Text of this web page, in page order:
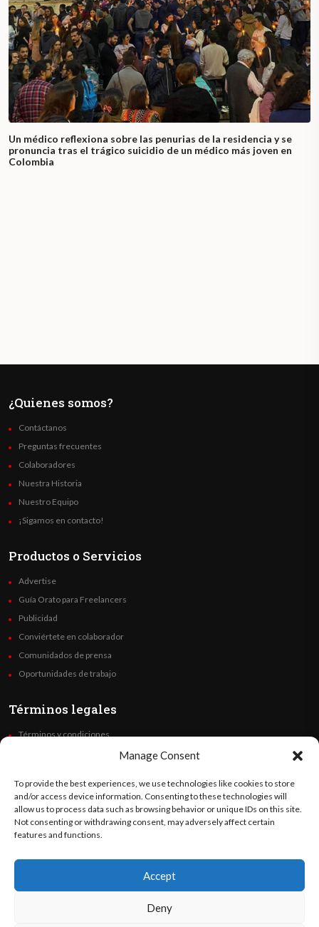
Manage Consent
To provide the best experiences, we use technologies like cookies to store
and/or access device information. Consenting to these technologies will
allow us to process data such as browsing behavior or unique IDs on this site.
Not consenting or withdrawing consent, may adversely affect certain
features and functions.
Accept
Deny
Un médico reflexiona sobre las penurias de la residencia y se
pronuncia tras el trágico suicidio de un médico más joven en
Colombia
¿Quienes somos?
Contáctanos
Preguntas frecuentes
Colaboradores
Nuestra Historia
Nuestro Equipo
¡Sigamos en contacto!
Productos o Servicios
Advertise
Guía Orato para Freelancers
Publicidad
Conviértete en colaborador
Comunidados de prensa
Oportunidades de trabajo
Términos legales
Términos y condiciones
Code of Ethics
Síguenos
©OratoWorld Media 2026. Todos los derechos reservados..